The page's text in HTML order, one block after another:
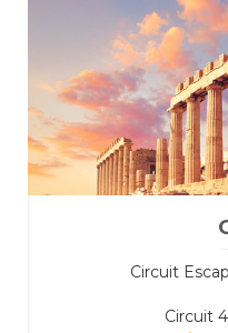
Circuit
Circuit